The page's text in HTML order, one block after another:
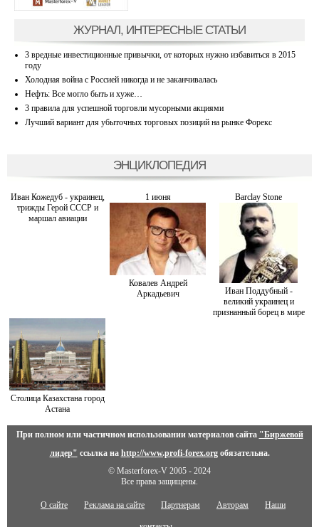
ЖУРНАЛ, ИНТЕРЕСНЫЕ СТАТЬИ
3 вредные инвестиционные привычки, от которых нужно избавиться в 2015
году
Холодная война с Россией никогда и не заканчивалась
Нефть: Все могло быть и хуже…
3 правила для успешной торговли мусорными акциями
Лучший вариант для убыточных торговых позиций на рынке Форекс
ЭНЦИКЛОПЕДИЯ
Иван Кожедуб - украинец,
трижды Герой СССР и
маршал авиации
1 июня Barclay Stone
Ковалев Андрей
Аркадьевич
Иван Поддубный -
великий украинец и
признанный борец в мире
Столица Казахстана город
Астана
При полном или частичном использовании материалов сайта "Биржевой
лидер" ссылка на http://www.profi-forex.orgобязательна.
© Masterforex-V 2005 - 2024
Все права защищены.
О сайте Реклама на сайте Партнерам Авторам Наши